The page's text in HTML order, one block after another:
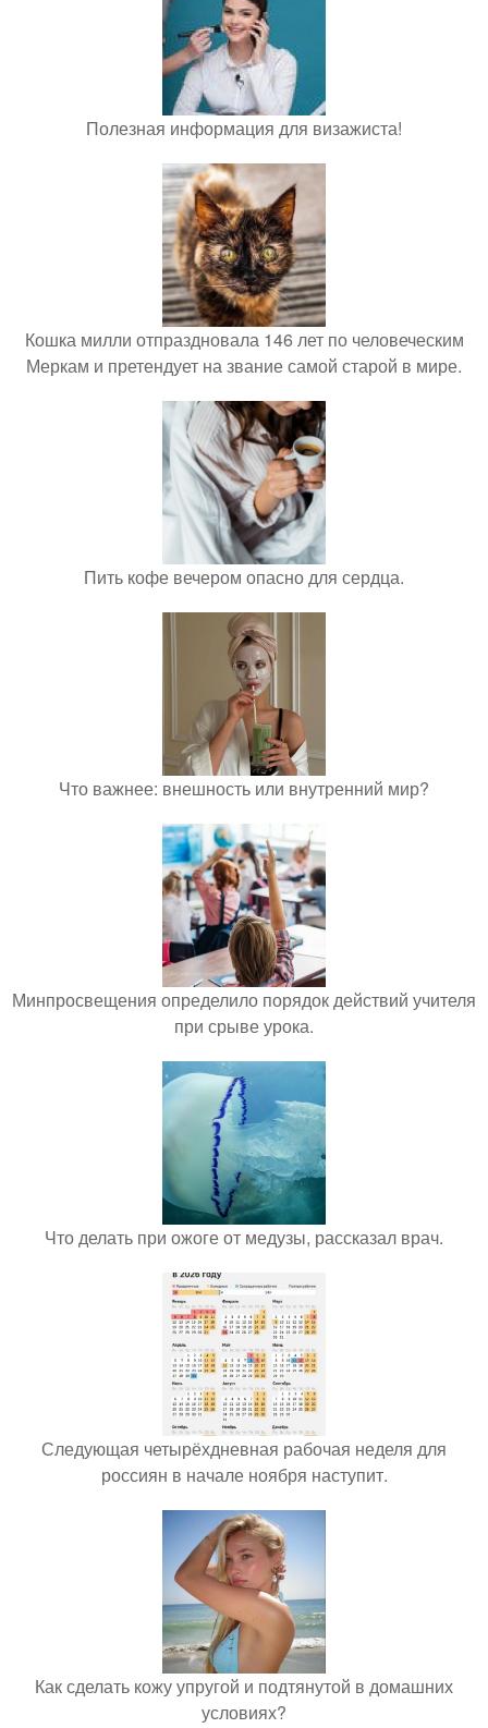
Полезная информация для визажиста!
Кошка милли отпраздновала 146 лет по человеческим
Меркам и претендует на звание самой старой в мире.
Пить кофе вечером опасно для сердца.
Что важнее: внешность или внутренний мир?
Минпросвещения определило порядок действий учителя
при срыве урока.
Что делать при ожоге от медузы, рассказал врач.
Следующая четырёхдневная рабочая неделя для
россиян в начале ноября наступит.
Как сделать кожу упругой и подтянутой в домашних
условиях?